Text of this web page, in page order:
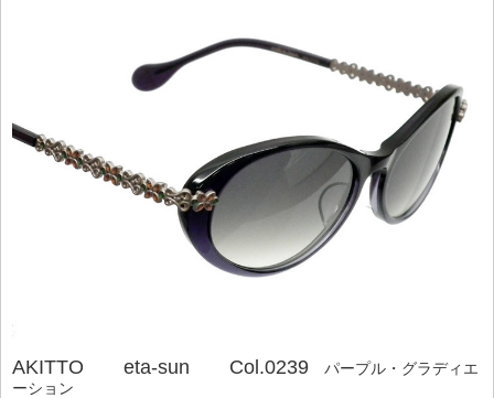
AKITTO eta-sun Col.0239 パープル・グラディエ
ーション